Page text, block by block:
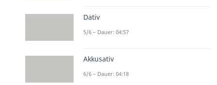
Dativ
5/6 – Dauer: 04:57
Akkusativ
6/6 – Dauer: 04:18